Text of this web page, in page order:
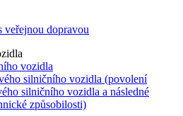
veřejnou dopravou
vozidla
silničního vozidla (povolení
silničního vozidla a následné
způsobilosti)